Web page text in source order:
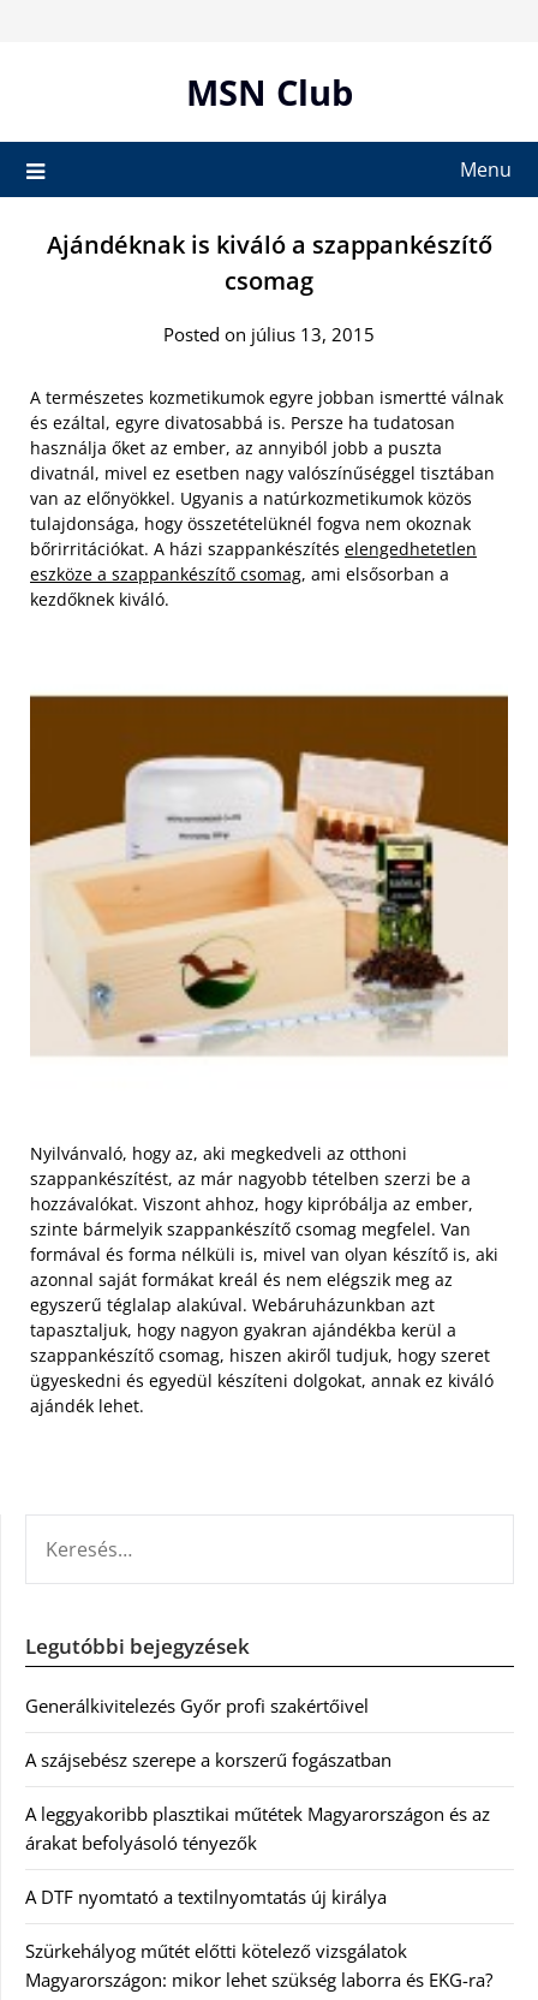
MSN Club
Menu
Ajándéknak is kiváló a szappankészítő
csomag
Posted on július 13, 2015
A természetes kozmetikumok egyre jobban ismertté válnak
és ezáltal, egyre divatosabbá is. Persze ha tudatosan
használja őket az ember, az annyiból jobb a puszta
divatnál, mivel ez esetben nagy valószínűséggel tisztában
van az előnyökkel. Ugyanis a natúrkozmetikumok közös
tulajdonsága, hogy összetételüknél fogva nem okoznak
bőrirritációkat. A házi szappankészítés elengedhetetlen
eszköze a szappankészítő csomag, ami elsősorban a
kezdőknek kiváló.
Nyilvánvaló, hogy az, aki megkedveli az otthoni
szappankészítést, az már nagyobb tételben szerzi be a
hozzávalókat. Viszont ahhoz, hogy kipróbálja az ember,
szinte bármelyik szappankészítő csomag megfelel. Van
formával és forma nélküli is, mivel van olyan készítő is, aki
azonnal saját formákat kreál és nem elégszik meg az
egyszerű téglalap alakúval. Webáruházunkban azt
tapasztaljuk, hogy nagyon gyakran ajándékba kerül a
szappankészítő csomag, hiszen akiről tudjuk, hogy szeret
ügyeskedni és egyedül készíteni dolgokat, annak ez kiváló
ajándék lehet.
Legutóbbi bejegyzések
Generálkivitelezés Győr profi szakértőivel
A szájsebész szerepe a korszerű fogászatban
A leggyakoribb plasztikai műtétek Magyarországon és az
árakat befolyásoló tényezők
A DTF nyomtató a textilnyomtatás új királya
Szürkehályog műtét előtti kötelező vizsgálatok
Magyarországon: mikor lehet szükség laborra és EKG-ra?